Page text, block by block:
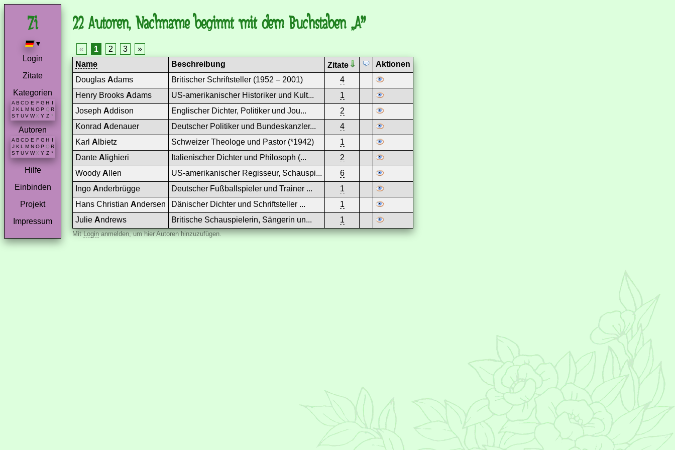
▾
Login
Zitate
Kategorien
A B C D E F G H I
J K L M N O P Q R
S T U V W X Y Z *
Autoren
A B C D E F G H
J K L M N O P Q R
S T U V W X Y Z *
Hilfe
Einbinden
Projekt
Impressum
22 Autoren, Nachname beginnt mit dem Buchstaben „A”
« 1 2 3
»
Name
Beschreibung Zitate
Aktionen
Douglas Adams Britischer Schriftsteller (1952 – 2001)
4
Henry Brooks Adams US-amerikanischer Historiker und Kult...
1
Joseph Addison Englischer Dichter, Politiker und Jou...
2
Konrad Adenauer Deutscher Politiker und Bundeskanzler...
4
Karl A lbietz Schweizer Theologe und Pastor (*1942)
1
Dante A lighieri Italienischer Dichter und Philosoph (...
2
Woody A llen US-amerikanischer Regisseur, Schauspi...
6
Ingo Anderbrügge Deutscher Fußballspieler und Trainer ...
1
Hans Christian Andersen Dänischer Dichter und Schriftsteller ...
1
Julie Andrews Britische Schauspielerin, Sängerin un... 1
MitLoginanmelden, um hier Autoren hinzuzufügen.